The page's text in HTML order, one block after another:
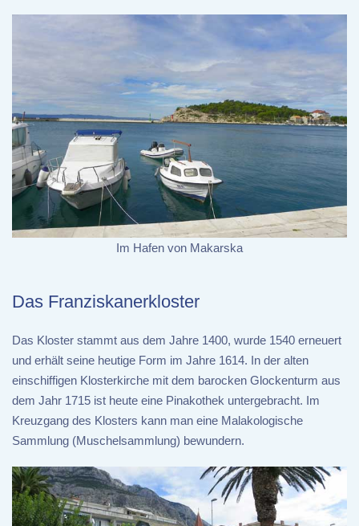
Im Hafen von Makarska
Das Franziskanerkloster
Das Kloster stammt aus dem Jahre 1400, wurde 1540 erneuert
und erhält seine heutige Form im Jahre 1614. In der alten
einschiffigen Klosterkirche mit dem barocken Glockenturm aus
dem Jahr 1715 ist heute eine Pinakothek untergebracht. Im
Kreuzgang des Klosters kann man eine Malakologische
Sammlung (Muschelsammlung) bewundern.